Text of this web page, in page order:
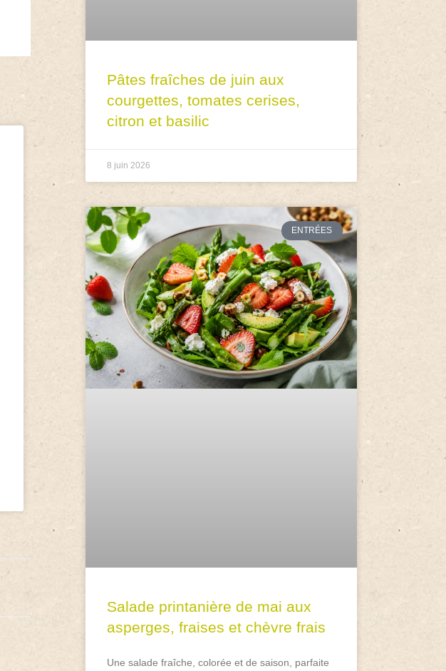
Pâtes fraîches de juin aux
courgettes, tomates cerises,
citron et basilic
8 juin 2026
ENTRÉES
Salade printanière de mai aux
asperges, fraises et chèvre frais
Une salade fraîche, colorée et de saison, parfaite